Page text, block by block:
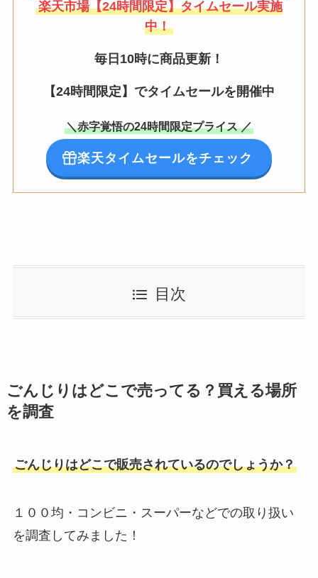
楽天市場【24時間限定】タイムセール実施
中！
毎日10時に商品更新！
【24時間限定】でタイムセールを開催中
＼赤字覚悟の24時間限定プライス ／
楽天タイムセールをチェック
目次
ごんじりはどこで売ってる？買える場所
を調査
ごんじりはどこで販売されているのでしょうか？
１００均・コンビニ・スーパーなどでの取り扱い
を調査してみました！